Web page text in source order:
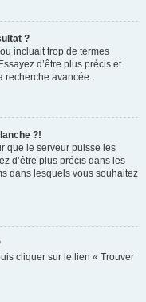
?
incluait trop de termes
d’être plus précis et
recherche avancée.
?!
que le serveur puisse les
d’être plus précis dans les
dans lesquels vous souhaitez
cliquer sur le lien « Trouver